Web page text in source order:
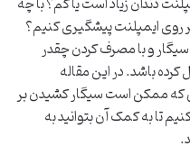
روی ایمپلنت پیشگیری کنیم؟
و با مصرف کردن چقدر
باشد. در این مقاله
که ممکن است سیگار کشیدن بر
تا به کمک آن بتوانید به